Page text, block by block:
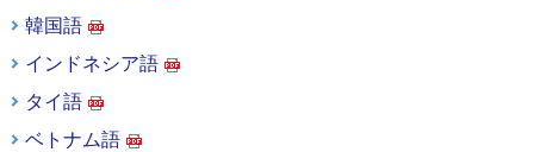
韓国語
インドネシア語
タイ語
ベトナム語